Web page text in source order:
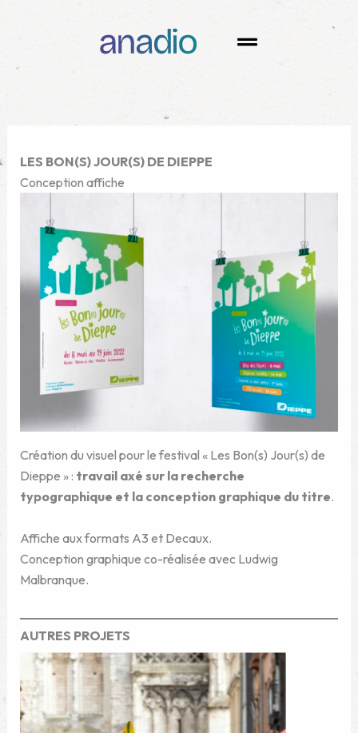
Menu
LES BON(S) JOUR(S) DE DIEPPE
Conception affiche
Création du visuel pour le festival « Les Bon(s) Jour(s) de
Dieppe » : travail axé sur la recherche
typographique et la conception graphique du titre.
Affiche aux formats A3 et Decaux.
Conception graphique co-réalisée avec Ludwig
Malbranque.
AUTRES PROJETS